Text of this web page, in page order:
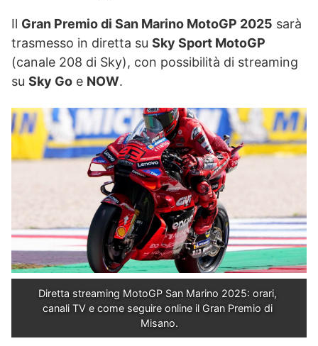
Il Gran Premio di San Marino MotoGP 2025 sarà
trasmesso in diretta su Sky Sport MotoGP
(canale 208 di Sky), con possibilità di streaming
su Sky Go e NOW.
Diretta streaming MotoGP San Marino 2025: orari,
canali TV e come seguire online il Gran Premio di
Misano.